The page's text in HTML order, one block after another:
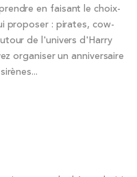
en faisant le choix-
proposer : pirates, cow-
de l'univers d'Harry
organiser un anniversaire